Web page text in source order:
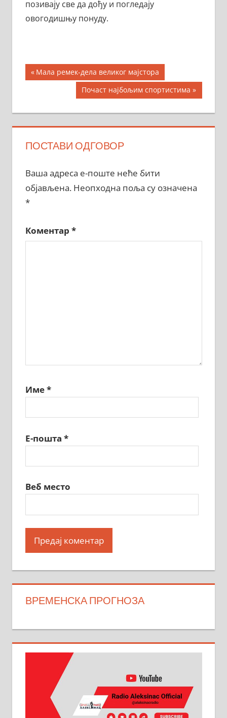
позивају све да дођу и погледају
овогодишњу понуду.
Кретање
Previous
Post:
Мала ремек-дела великог мајстора
Next
Post:
Почаст најбољим спортистима
ПОСТАВИ ОДГОВОР
Ваша адреса е-поште неће бити
објављена. Неопходна поља су означена
*
Коментар *
Име*
Е-пошта *
Веб место
ВРЕМЕНСКА ПРОГНОЗА